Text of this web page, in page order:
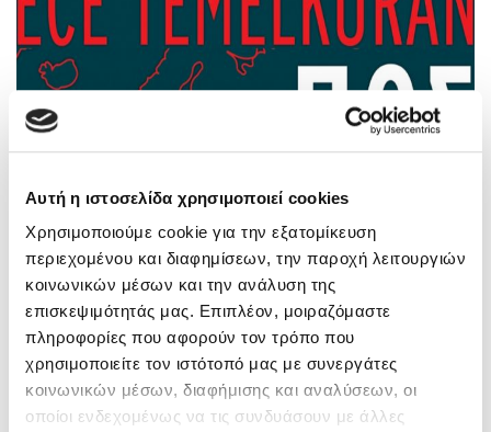
Αυτή η ιστοσελίδα χρησιμοποιεί cookies
Χρησιμοποιούμε cookie για την εξατομίκευση
περιεχομένου και διαφημίσεων, την παροχή λειτουργιών
κοινωνικών μέσων και την ανάλυση της
επισκεψιμότητάς μας. Επιπλέον, μοιραζόμαστε
πληροφορίες που αφορούν τον τρόπο που
χρησιμοποιείτε τον ιστότοπό μας με συνεργάτες
κοινωνικών μέσων, διαφήμισης και αναλύσεων, οι
οποίοι ενδεχομένως να τις συνδυάσουν με άλλες